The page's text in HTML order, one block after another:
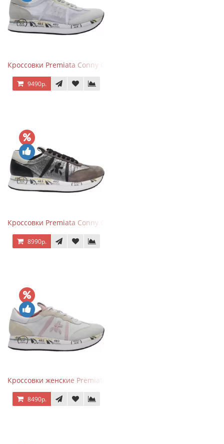
Кроссовки Premiata Conny Combi Grey
9490р.
Кроссовки Premiata Conny Gray Brown
8990р.
Кроссовки женские Premiata Conny бежево-серые с розовым
8490р.